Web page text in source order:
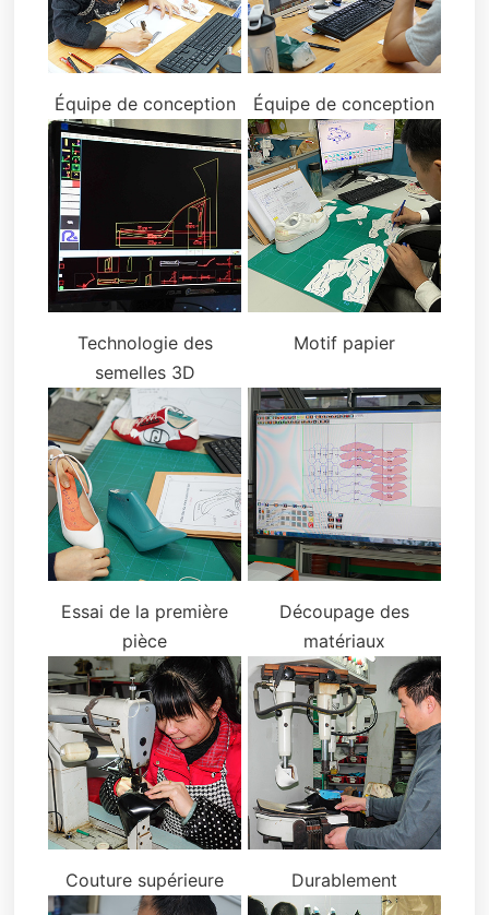
Équipe de conception Équipe de conception
Technologie des
semelles 3D
Motif papier
Essai de la première
pièce
Découpage des
matériaux
Couture supérieure Durablement